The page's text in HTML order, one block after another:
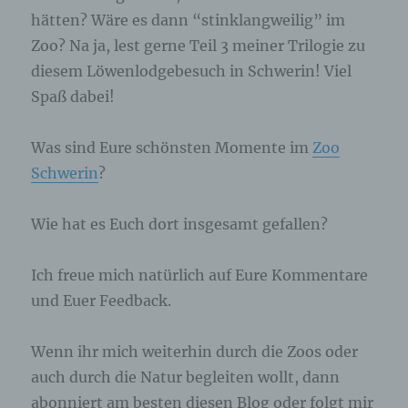
hätten? Wäre es dann “stinklangweilig” im
Zoo? Na ja, lest gerne Teil 3 meiner Trilogie zu
diesem Löwenlodgebesuch in Schwerin! Viel
Spaß dabei!
Was sind Eure schönsten Momente im Zoo
Schwerin?
Wie hat es Euch dort insgesamt gefallen?
Ich freue mich natürlich auf Eure Kommentare
und Euer Feedback.
Wenn ihr mich weiterhin durch die Zoos oder
auch durch die Natur begleiten wollt, dann
abonniert am besten diesen Blog oder folgt mir
angegebenen personenbezogenen Daten
gespeichert.
Registrierung auf unserer Internetseite
Verantwortlichen unter Angabe von
personenbezogenen Daten zu registrieren.
Welche personenbezogenen Daten dabei an den
werden, ergibt sich aus der jeweiligen
Eingabemaske, die für die Registrierung
eingegebenen personenbezogenen Daten werden
ausschließlich für die interne Verwendung bei dem
für die Verarbeitung Verantwortlichen und für
Weitergabe an einen oder mehrere
Paketdienstleister, veranlassen, der die
personenbezogenen Daten ebenfalls